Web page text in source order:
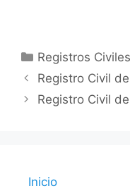
Categorías
Registros
Registro Civil
Registro Civil
Inicio